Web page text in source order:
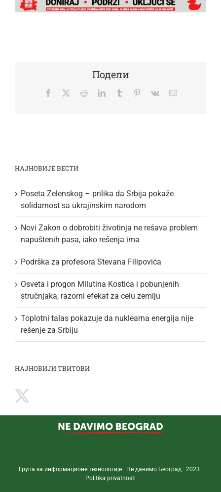
Подели
Facebook
TwitterRedditLinkedInTumblr Pinterest
Vk Email
НАЈНОВИЈЕ ВЕСТИ
Poseta Zelenskog – prilika da Srbija pokaže
solidarnost sa ukrajinskim narodom
Novi Zakon o dobrobiti životinja ne rešava problem
napuštenih pasa, iako rešenja ima
Podrška za profesora Stevana Filipovića
Osveta i progon Milutina Kostića i pobunjenih
stručnjaka, razorni efekat za celu zemlju
Toplotni talas pokazuje da nuklearna energija nije
rešenje za Srbiju
НАЈНОВИЈИ ТВИТОВИ
Група за информационе технологије · Не давимо Београд · 2023 ·
Politika privatnosti